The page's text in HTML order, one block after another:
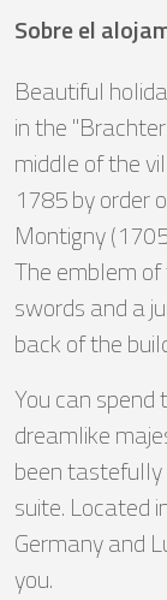
Sobre el
Beautiful
in the
middle of the
1785 by order
Montigny
The emblem
swords and a
back of the
You can spend
dreamlike
been
suite. Located
Germany and
you.